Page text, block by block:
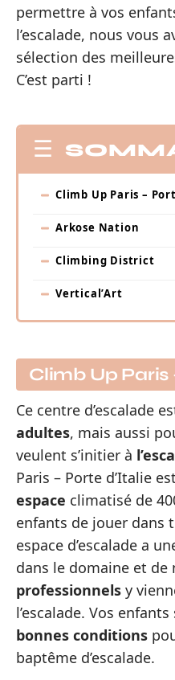
permettre à vos
l’escalade, nous vous
sélection des
C’est parti !
Climb Up Paris –
Arkose Nation
Climbing District
Vertical’Art
Climb Up Paris
Ce centre d’escalade
adultes, mais aussi
veulent s’initier à
Paris – Porte d’Italie
espace climatisé de
enfants de jouer dans
espace d’escalade a
dans le domaine et de
professionnels y
l’escalade. Vos
bonnes conditions
baptême d’escalade.